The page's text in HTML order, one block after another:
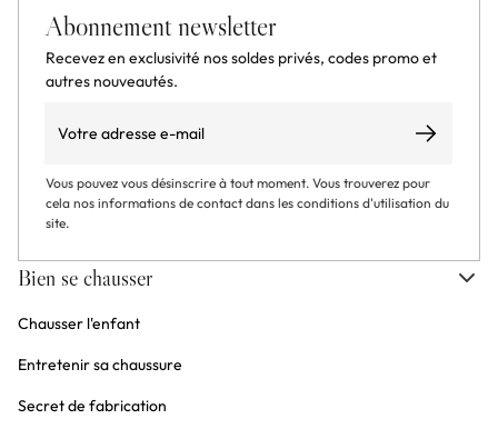
Abonnement newsletter
Recevez en exclusivité nos soldes privés, codes promo et
autres nouveautés.
S’abonner
Vous pouvez vous désinscrire à tout moment. Vous trouverez pour
cela nos informations de contact dans les conditions d'utilisation du
site.
Bien se chausser
Chausser l'enfant
Entretenir sa chaussure
Secret de fabrication